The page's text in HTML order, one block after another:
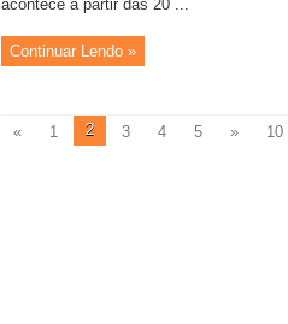
acontece a partir das 20 ...
Continuar Lendo »
« 1 2 3 4 5 » 10